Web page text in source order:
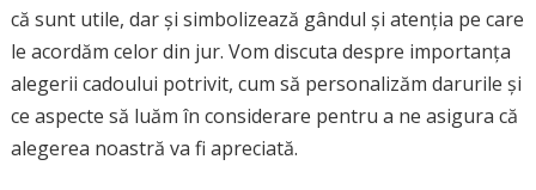
că sunt utile, dar și simbolizează gândul și atenția pe care
le acordăm celor din jur. Vom discuta despre importanța
alegerii cadoului potrivit, cum să personalizăm darurile și
ce aspecte să luăm în considerare pentru a ne asigura că
alegerea noastră va fi apreciată.